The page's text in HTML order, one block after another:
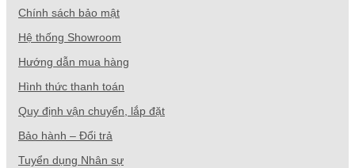
Chính sách bảo mật
Hệ thống Showroom
Hướng dẫn mua hàng
Hình thức thanh toán
Quy định vận chuyển, lắp đặt
Bảo hành – Đổi trả
Tuyển dụng Nhân sự